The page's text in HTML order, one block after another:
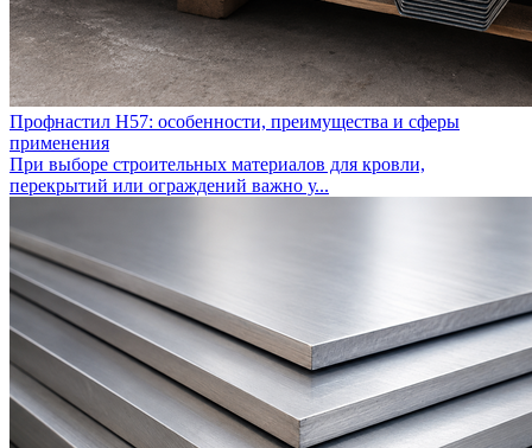
Профнастил Н57: особенности, преимущества и сферы
применения
При выборе строительных материалов для кровли,
перекрытий или ограждений важно у...